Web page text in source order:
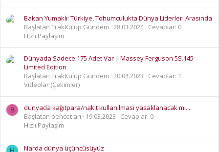
Bakan Yumaklı: Türkiye, Tohumculukta Dünya Liderleri Arasında
Başlatan TrakKulüp Gündem
28.03.2024 Cevaplar: 0
Hızlı Paylaşım
Dünyada Sadece 175 Adet Var | Massey Ferguson 5S.145
Limited Edition
Başlatan TrakKulüp Gündem 20.04.2023
Cevaplar: 1
Videolar (Çekimler)
B
dünyada kağıtpara/nakit kullanılması yasaklanacak mı....
Başlatan behcet arı
19.03.2023
Cevaplar: 0
Hızlı Paylaşım
Narda dünya üçüncüsüyüz